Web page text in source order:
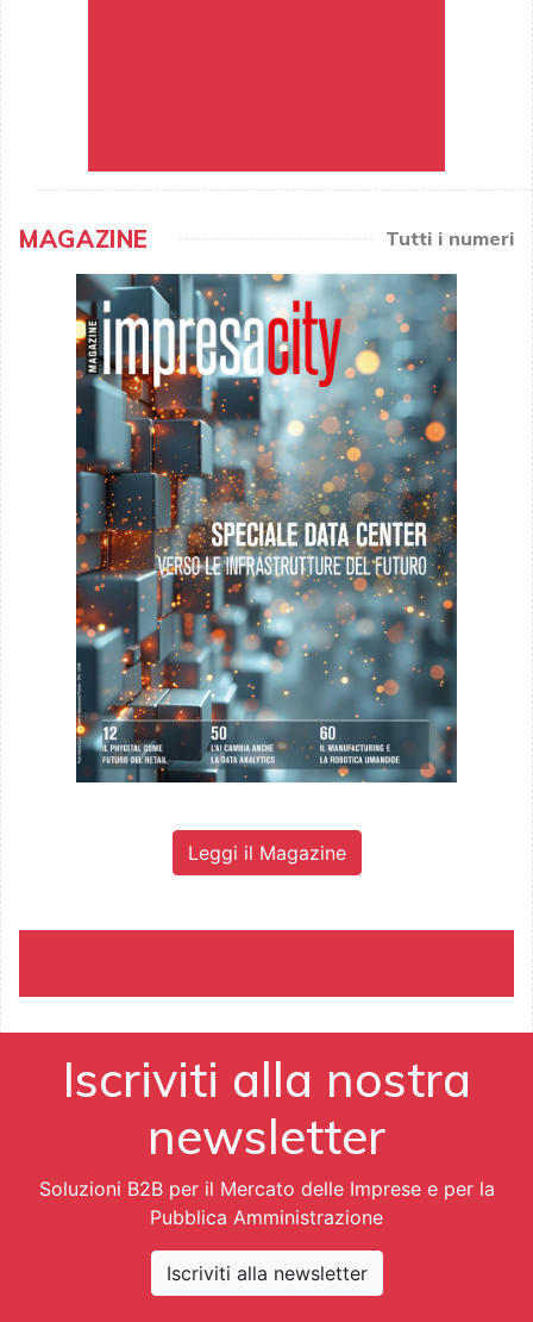
MAGAZINE Tutti i numeri
Leggi il Magazine
Iscriviti alla nostra
newsletter
Soluzioni B2B per il Mercato delle Imprese e per la
Pubblica Amministrazione
Iscriviti alla newsletter